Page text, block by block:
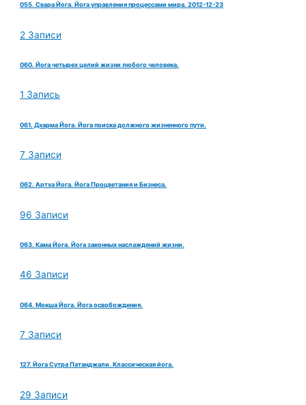
055. Свара Йога. Йога управления процессами мира. 2012-12-23
2 Записи
060. Йога четырех целий жизни любого человека.
1 Запись
061. Дхарма Йога. Йога поиска должного жизненного пути.
7 Записи
062. Артха Йога. Йога Процветания и Бизнеса.
96 Записи
063. Кама Йога. Йога законных наслаждений жизни.
46 Записи
064. Мокша Йога. Йога освобождения.
7 Записи
127. Йога Сутра Патанджали. Классическая йога.
29 Записи